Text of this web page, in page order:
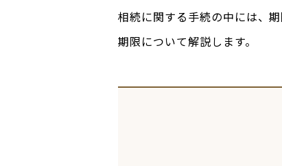
相続に関する手続の中には、
期限について解説します。